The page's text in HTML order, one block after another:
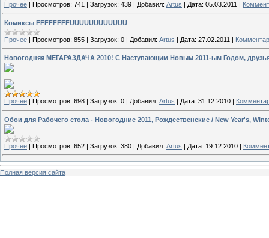
Прочее | Просмотров: 741 | Загрузок: 439 | Добавил: Artus | Дата: 05.03.2011 |
Комиксы FFFFFFFFUUUUUUUUUUUU
Прочее | Просмотров: 855 | Загрузок: 0 | Добавил: Artus | Дата: 27.02.2011 |
Новогодняя МЕГАРАЗДАЧА 2010! С Наступающим Новым 2011-ым Годом,
Прочее Просмотров: 698 Загрузок: 0 Добавил: Artus Дата: 31.12.2010
Обои для Рабочего стола - Новогодние 2011, Рождественские / New Year's,
Прочее | Просмотров: 652 | Загрузок: 380 | Добавил: Artus | Дата: 19.12.2010 |
Полная версия сайта